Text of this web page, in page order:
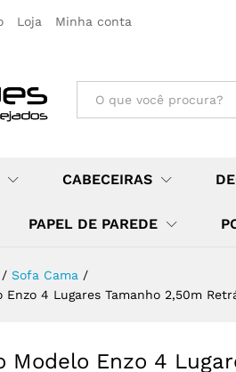
Loja Minha conta
CABECEIRAS
PAPEL DE PAREDE
/ Sofa Cama /
4 Lugares Tamanho 2,50m
Modelo Enzo 4